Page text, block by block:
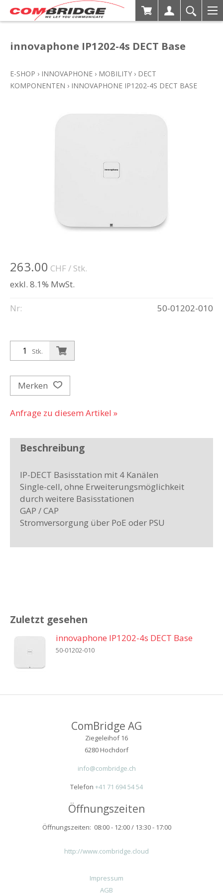
innovaphone IP1202-4s DECT Base
E-SHOP › INNOVAPHONE › MOBILITY › DECT
KOMPONENTEN › INNOVAPHONE IP1202-4S DECT BASE
263.00 CHF/ Stk.
exkl. 8.1% MwSt.
Nr: 50-01202-010
Stk.
Merken
Anfrage zu diesem Artikel »
Beschreibung
IP-DECT Basisstation mit 4 Kanälen
Single-cell, ohne Erweiterungsmöglichkeit
durch weitere Basisstationen
GAP / CAP
Stromversorgung über PoE oder PSU
Zuletzt gesehen
innovaphone IP1202-4s DECT Base
50-01202-010
ComBridge AG
Ziegeleihof 16
6280 Hochdorf
info@combridge.ch
Telefon +41 71 694 54 54
Öffnungszeiten
Öffnungszeiten: 08:00 - 12:00 / 13:30 - 17:00
http://www.combridge.cloud
Impressum
AGB